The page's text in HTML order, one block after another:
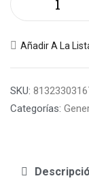
Añadir A La
SKU:
Categorías: